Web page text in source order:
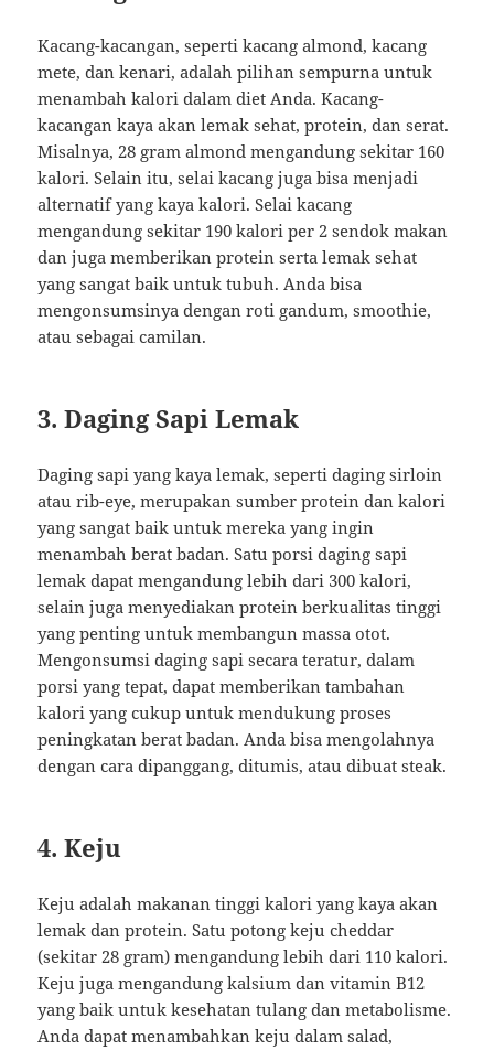
Kacang-kacangan, seperti kacang almond, kacang
mete, dan kenari, adalah pilihan sempurna untuk
menambah kalori dalam diet Anda. Kacang-
kacangan kaya akan lemak sehat, protein, dan serat.
Misalnya, 28 gram almond mengandung sekitar 160
kalori. Selain itu, selai kacang juga bisa menjadi
alternatif yang kaya kalori. Selai kacang
mengandung sekitar 190 kalori per 2 sendok makan
dan juga memberikan protein serta lemak sehat
yang sangat baik untuk tubuh. Anda bisa
mengonsumsinya dengan roti gandum, smoothie,
atau sebagai camilan.
3.Daging Sapi Lemak
Daging sapi yang kaya lemak, seperti daging sirloin
atau rib-eye, merupakan sumber protein dan kalori
yang sangat baik untuk mereka yang ingin
menambah berat badan. Satu porsi daging sapi
lemak dapat mengandung lebih dari 300 kalori,
selain juga menyediakan protein berkualitas tinggi
yang penting untuk membangun massa otot.
Mengonsumsi daging sapi secara teratur, dalam
porsi yang tepat, dapat memberikan tambahan
kalori yang cukup untuk mendukung proses
peningkatan berat badan. Anda bisa mengolahnya
dengan cara dipanggang, ditumis, atau dibuat steak.
4.Keju
Keju adalah makanan tinggi kalori yang kaya akan
lemak dan protein. Satu potong keju cheddar
(sekitar 28 gram) mengandung lebih dari 110 kalori.
Keju juga mengandung kalsium dan vitamin B12
yang baik untuk kesehatan tulang dan metabolisme.
Anda dapat menambahkan keju dalam salad,